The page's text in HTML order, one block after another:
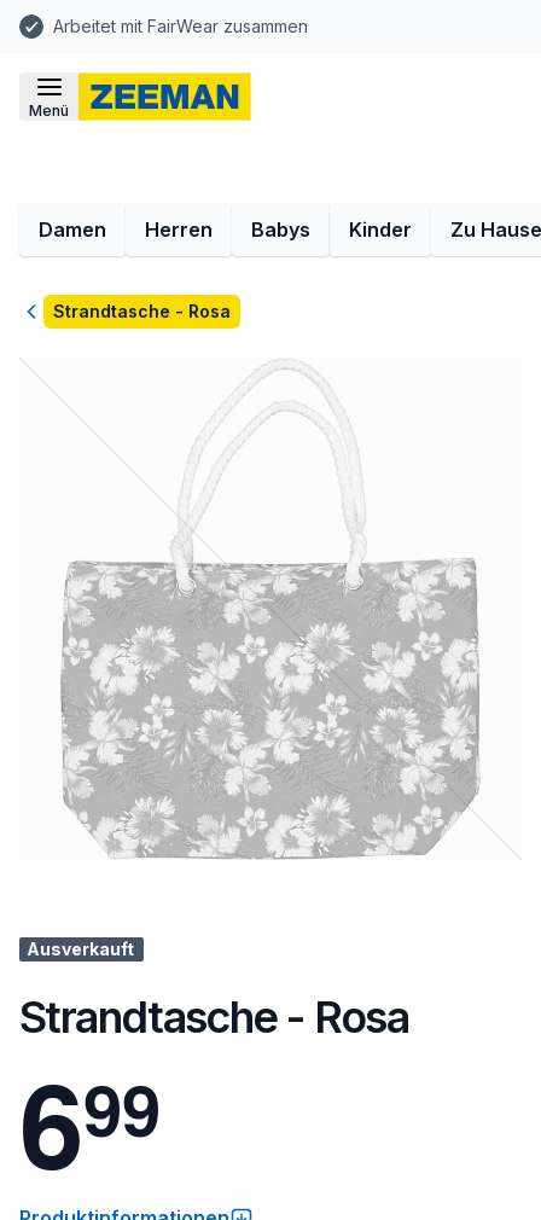
Arbeitet mit FairWear zusammen
Menü
Damen Herren Babys Kinder Zu Hause
ZurückStrandtasche - Rosa
Ausverkauft
Strandtasche - Rosa
699